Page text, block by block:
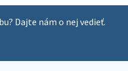
Dajte nám o nej vedieť.